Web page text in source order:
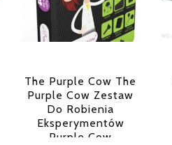
The Purple Cow The
Purple Cow Zestaw
Do Robienia
Eksperymentów
Purple Cow